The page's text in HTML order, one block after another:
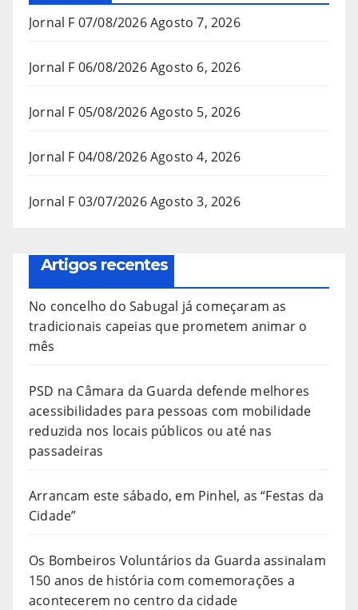
Jornal F 07/08/2026Agosto 7, 2026
Jornal F 06/08/2026Agosto 6, 2026
Jornal F 05/08/2026Agosto 5, 2026
Jornal F 04/08/2026Agosto 4, 2026
Jornal F 03/07/2026Agosto 3, 2026
Artigos recentes
No concelho do Sabugal já começaram as
tradicionais capeias que prometem animar o
mês
PSD na Câmara da Guarda defende melhores
acessibilidades para pessoas com mobilidade
reduzida nos locais públicos ou até nas
passadeiras
Arrancam este sábado, em Pinhel, as “Festas da
Cidade”
Os Bombeiros Voluntários da Guarda assinalam
150 anos de história com comemorações a
acontecerem no centro da cidade